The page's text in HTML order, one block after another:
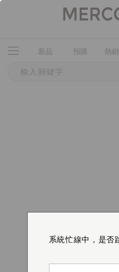
新品 預購 熱銷
系統忙線中，是否
系統忙線中，是否
系統忙線中，是否
系統忙線中，是否
系統忙線中，是否